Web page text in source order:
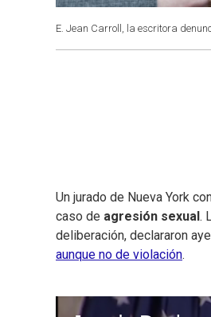
E. Jean Carroll, la escritora
Un jurado de Nueva York
caso de agresión sexual .
deliberación, declararon
aunque no de violación.